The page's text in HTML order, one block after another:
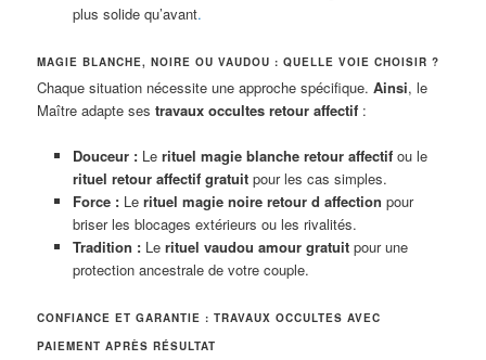
plus solide qu’avant.
MAGIE BLANCHE, NOIRE OU VAUDOU : QUELLE VOIE CHOISIR ?
Chaque situation nécessite une approche spécifique.Ainsi, le
Maître adapte sestravaux occultes retour affectif :
Douceur :Le rituel magie blanche retour affectifou le
rituel retour affectif gratuitpour les cas simples.
Force :Le rituel magie noire retour d affection pour
briser les blocages extérieurs ou les rivalités.
Tradition :Le rituel vaudou amour gratuitpour une
protection ancestrale de votre couple.
CONFIANCE ET GARANTIE : TRAVAUX OCCULTES AVEC
PAIEMENT APRÈS RÉSULTAT